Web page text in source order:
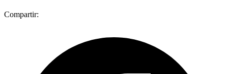
Compartir: